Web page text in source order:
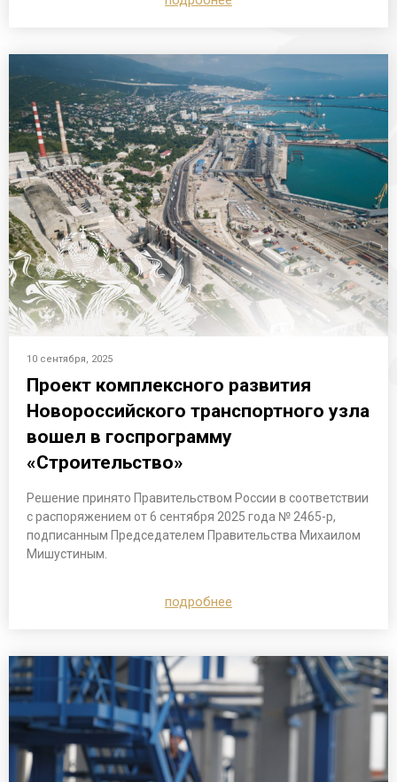
10 сентября, 2025
Проект комплексного развития
Новороссийского транспортного узла
вошел в госпрограмму
«Строительство»
Решение принято Правительством России в соответствии
с распоряжением от 6 сентября 2025 года № 2465-р,
подписанным Председателем Правительства Михаилом
Мишустиным.
подробнее